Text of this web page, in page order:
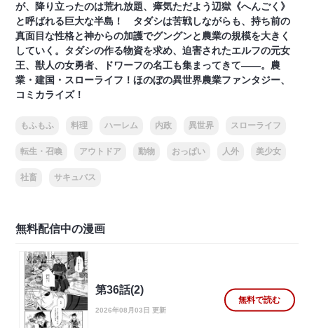
が、降り立ったのは荒れ放題、瘴気ただよう辺獄《へんごく》
と呼ばれる巨大な半島！ タダシは苦戦しながらも、持ち前の
真面目な性格と神からの加護でグングンと農業の規模を大きく
していく。タダシの作る物資を求め、迫害されたエルフの元女
王、獣人の女勇者、ドワーフの名工も集まってきて――。農
業・建国・スローライフ！ほのぼの異世界農業ファンタジー、
コミカライズ！
もふもふ 料理 ハーレム 内政 異世界 スローライフ
転生・召喚 アウトドア 動物 おっぱい 人外 美少女
社畜 サキュバス
無料配信中の漫画
第36話(2)
2026年08月03日 更新
無料で読む